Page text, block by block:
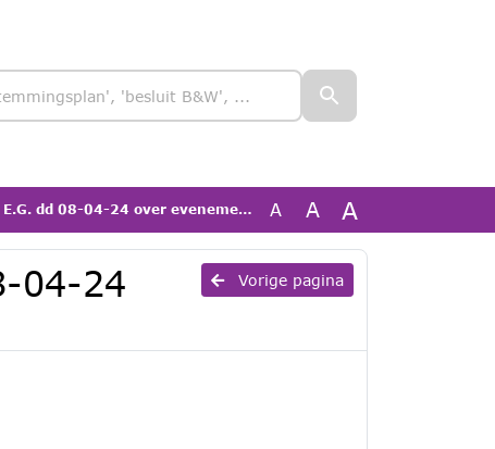
dd 08-04-24 over evenemententerrein A A A
Vorige pagina
04-24